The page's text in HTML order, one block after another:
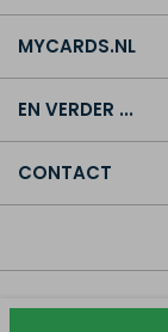
MYCARDS.NL
EN VERDER ...
CONTACT
©